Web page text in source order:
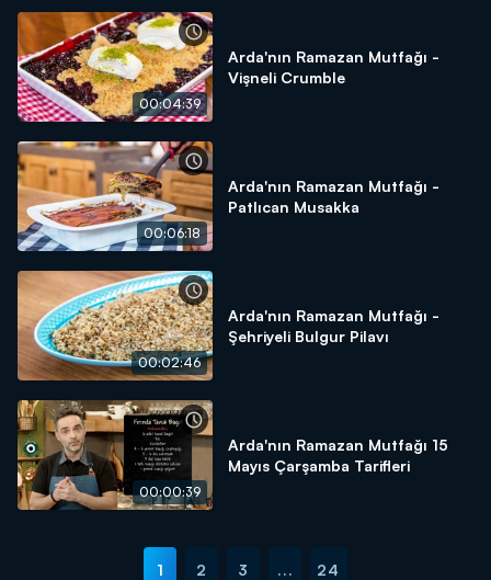
00:04:39
Arda'nın Ramazan Mutfağı -
Vişneli Crumble
00:06:18
Arda'nın Ramazan Mutfağı -
Patlıcan Musakka
00:02:46
Arda'nın Ramazan Mutfağı -
Şehriyeli Bulgur Pilavı
00:00:39
Arda'nın Ramazan Mutfağı 15
Mayıs Çarşamba Tarifleri
1 2 3 ... 24